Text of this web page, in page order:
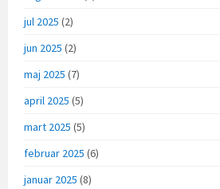
jul 2025 (2)
jun 2025 (2)
maj 2025 (7)
april 2025 (5)
mart 2025 (5)
februar 2025 (6)
januar 2025 (8)